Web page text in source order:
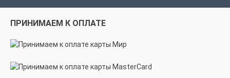
ПРИНИМАЕМ К ОПЛАТЕ